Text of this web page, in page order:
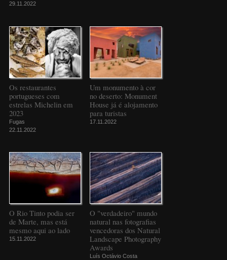
29.11.2022
Os restaurantes
portugueses com
estrelas Michelin em
2023
Fugas
22.11.2022
Um monumento à cor
no deserto: Monument
House já é alojamento
para turistas
17.11.2022
O Rio Tinto podia ser
de Marte, mas está
mesmo aqui ao lado
15.11.2022
O "verdadeiro" mundo
natural nas fotografias
vencedoras dos Natural
Landscape Photography
Awards
Luís Octávio Costa